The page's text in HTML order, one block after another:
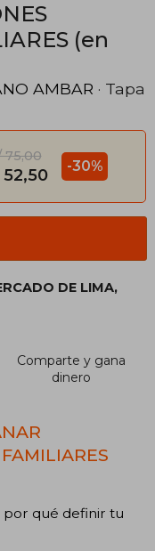
(en
AMBAR · Tapa
75,00
52,50 -30%
DE LIMA,
Comparte y gana
dinero
por qué definir tu